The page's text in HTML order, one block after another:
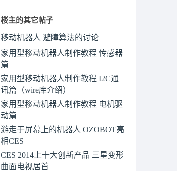
楼主的其它帖子
移动机器人 避障算法的讨论
家用型移动机器人制作教程 传感器
篇
家用型移动机器人制作教程 I2C通
讯篇（wire库介绍）
家用型移动机器人制作教程 电机驱
动篇
游走于屏幕上的机器人 OZOBOT亮
相CES
CES 2014上十大创新产品 三星变形
曲面电视居首